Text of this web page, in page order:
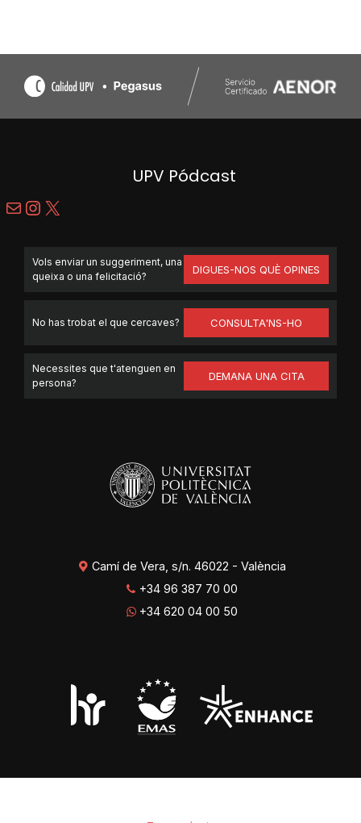
UPV Pódcast
MailInstagram
X
Vols enviar un suggeriment, una
queixa o una felicitació?
DIGUES-NOS QUÈ OPINES
No has trobat el que cercaves? CONSULTA'NS-HO
Necessites que t'atenguen en
persona?
DEMANA UNA CITA
Camí de Vera, s/n. 46022 - València
+34 96 387 70 00
+34 620 04 00 50